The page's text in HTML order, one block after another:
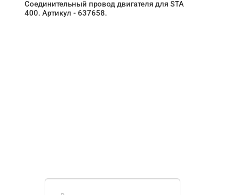
Соединительный провод двигателя для STA
400. Артикул - 637658.